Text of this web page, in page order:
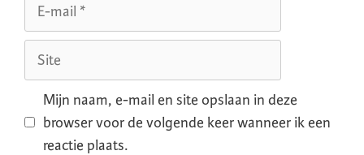
Mijn naam, e-mail en site opslaan in deze
browser voor de volgende keer wanneer ik een
reactie plaats.